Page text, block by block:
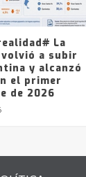
La
a subir
y alcanzó
el primer
de 2026